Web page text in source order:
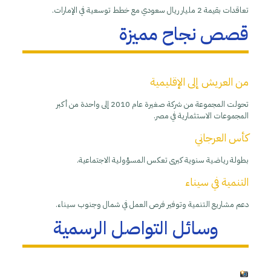
تعاقدات بقيمة 2 مليار ريال سعودي مع خطط توسعية في الإمارات.
قصص نجاح مميزة
من العريش إلى الإقليمية
تحولت المجموعة من شركة صغيرة عام 2010 إلى واحدة من أكبر
المجموعات الاستثمارية في مصر.
كأس العرجاني
بطولة رياضية سنوية كبرى تعكس المسؤولية الاجتماعية.
التنمية في سيناء
دعم مشاريع التنمية وتوفير فرص العمل في شمال وجنوب سيناء.
وسائل التواصل الرسمية